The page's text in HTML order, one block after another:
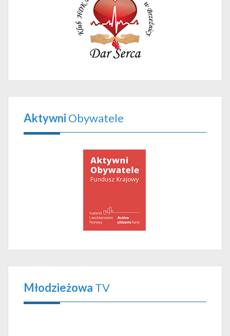
Aktywni Obywatele
Młodzieżowa TV